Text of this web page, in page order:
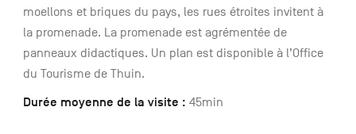
moellons et briques du pays, les rues étroites invitent à
la promenade. La promenade est agrémentée de
panneaux didactiques. Un plan est disponible à l’Office
du Tourisme de Thuin.
Durée moyenne de la visite : 45min